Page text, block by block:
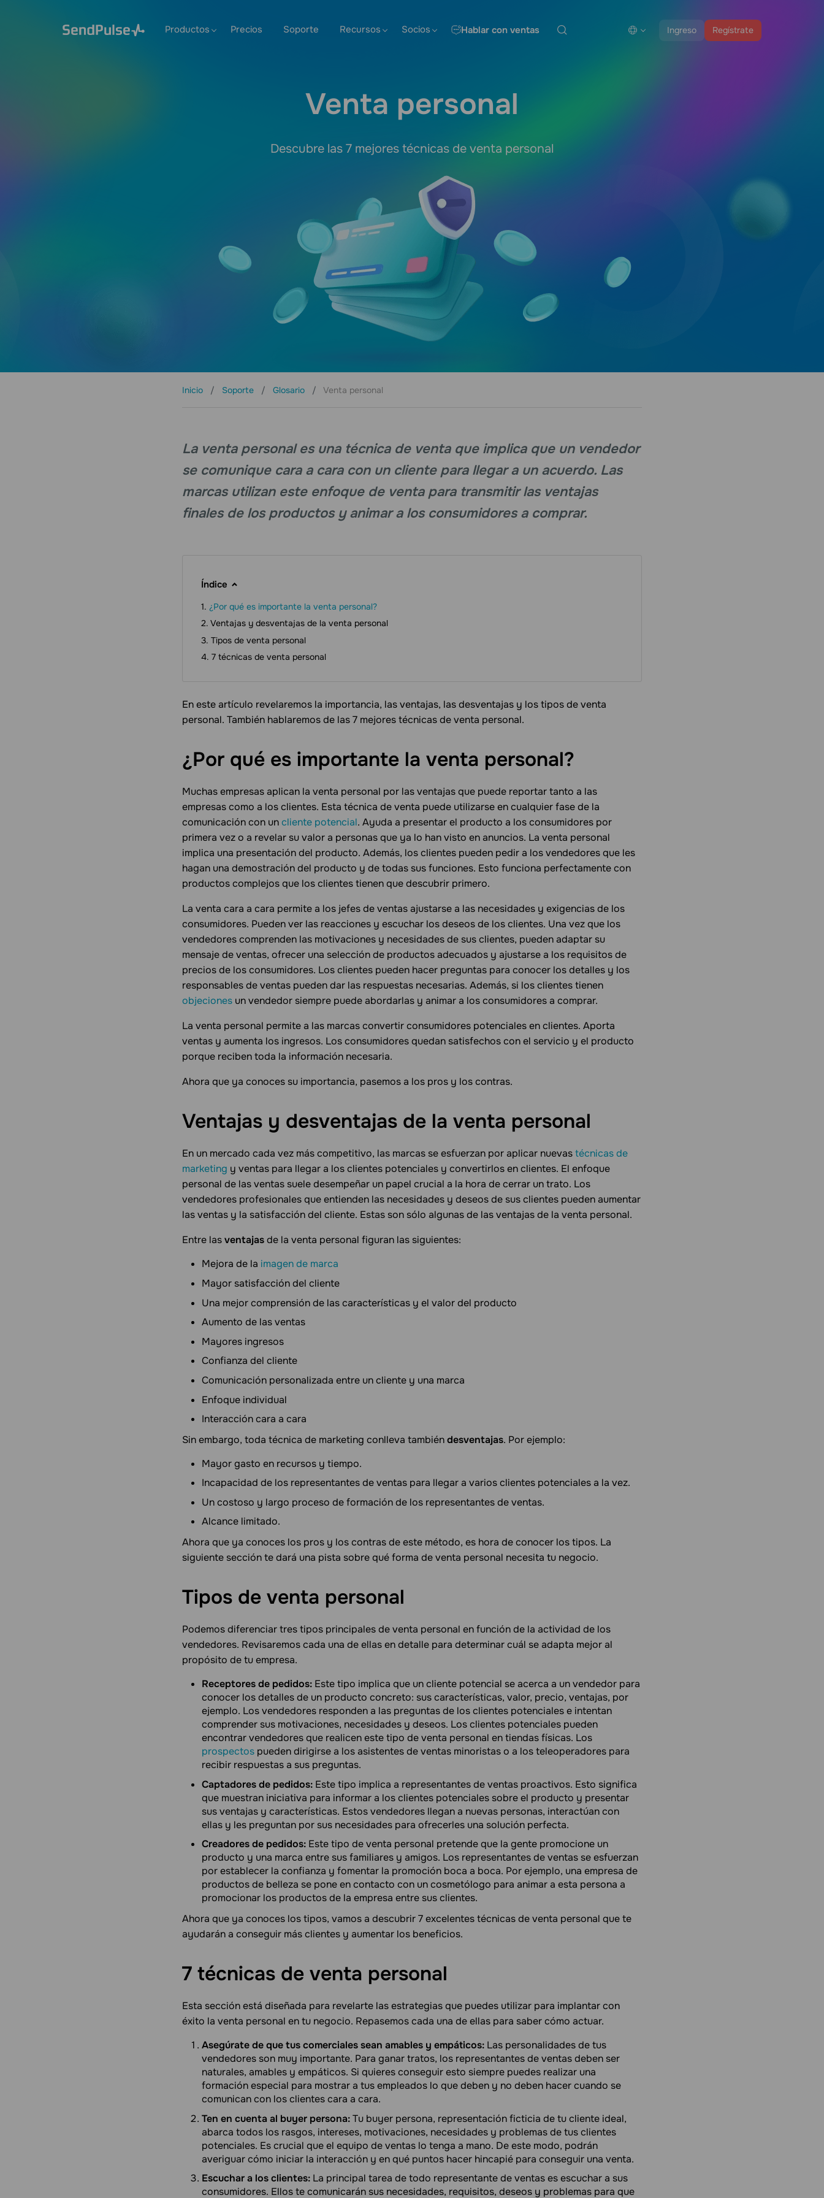
Ingreso Regístrate
Productos Precios Soporte Recursos Socios Hablar con ventas
Venta personal
Descubre las 7 mejores técnicas de venta personal
Inicio Soporte Glosario Venta personal
La venta personal es una técnica de venta que implica que un vendedor
se comunique cara a cara con un cliente para llegar a un acuerdo. Las
marcas utilizan este enfoque de venta para transmitir las ventajas
finales de los productos y animar a los consumidores a comprar.
Índice
¿Por qué es importante la venta personal?
Ventajas y desventajas de la venta personal
Tipos de venta personal
7 técnicas de venta personal
En este artículo revelaremos la importancia, las ventajas, las desventajas y los tipos de venta
personal. También hablaremos de las 7 mejores técnicas de venta personal.
¿Por qué es importante la venta personal?
Muchas empresas aplican la venta personal por las ventajas que puede reportar tanto a las
empresas como a los clientes. Esta técnica de venta puede utilizarse en cualquier fase de la
comunicación con uncliente potencial. Ayuda a presentar el producto a los consumidores por
primera vez o a revelar su valor a personas que ya lo han visto en anuncios. La venta personal
implica una presentación del producto. Además, los clientes pueden pedir a los vendedores que les
hagan una demostración del producto y de todas sus funciones. Esto funciona perfectamente con
productos complejos que los clientes tienen que descubrir primero.
La venta cara a cara permite a los jefes de ventas ajustarse a las necesidades y exigencias de los
consumidores. Pueden ver las reacciones y escuchar los deseos de los clientes. Una vez que los
vendedores comprenden las motivaciones y necesidades de sus clientes, pueden adaptar su
mensaje de ventas, ofrecer una selección de productos adecuados y ajustarse a los requisitos de
precios de los consumidores. Los clientes pueden hacer preguntas para conocer los detalles y los
responsables de ventas pueden dar las respuestas necesarias. Además, si los clientes tienen
objeciones un vendedor siempre puede abordarlas y animar a los consumidores a comprar.
La venta personal permite a las marcas convertir consumidores potenciales en clientes. Aporta
ventas y aumenta los ingresos. Los consumidores quedan satisfechos con el servicio y el producto
porque reciben toda la información necesaria.
Ahora que ya conoces su importancia, pasemos a los pros y los contras.
Ventajas y desventajas de la venta personal
En un mercado cada vez más competitivo, las marcas se esfuerzan por aplicar nuevastécnicas de
marketing y ventas para llegar a los clientes potenciales y convertirlos en clientes. El enfoque
personal de las ventas suele desempeñar un papel crucial a la hora de cerrar un trato. Los
vendedores profesionales que entienden las necesidades y deseos de sus clientes pueden aumentar
las ventas y la satisfacción del cliente. Estas son sólo algunas de las ventajas de la venta personal.
Entre lasventajasde la venta personal figuran las siguientes:
Mejora de la imagen de marca
Mayor satisfacción del cliente
Una mejor comprensión de las características y el valor del producto
Aumento de las ventas
Mayores ingresos
Confianza del cliente
Comunicación personalizada entre un cliente y una marca
Enfoque individual
Interacción cara a cara
Sin embargo, toda técnica de marketing conlleva tambiéndesventajas. Por ejemplo:
Mayor gasto en recursos y tiempo.
Incapacidad de los representantes de ventas para llegar a varios clientes potenciales a la vez.
Un costoso y largo proceso de formación de los representantes de ventas.
Alcance limitado.
Ahora que ya conoces los pros y los contras de este método, es hora de conocer los tipos. La
siguiente sección te dará una pista sobre qué forma de venta personal necesita tu negocio.
Tipos de venta personal
Podemos diferenciar tres tipos principales de venta personal en función de la actividad de los
vendedores. Revisaremos cada una de ellas en detalle para determinar cuál se adapta mejor al
propósito de tu empresa.
Receptores de pedidos: Este tipo implica que un cliente potencial se acerca a un vendedor para
conocer los detalles de un producto concreto: sus características, valor, precio, ventajas, por
ejemplo. Los vendedores responden a las preguntas de los clientes potenciales e intentan
comprender sus motivaciones, necesidades y deseos. Los clientes potenciales pueden
encontrar vendedores que realicen este tipo de venta personal en tiendas físicas. Los
prospectos pueden dirigirse a los asistentes de ventas minoristas o a los teleoperadores para
recibir respuestas a sus preguntas.
Captadores de pedidos: Este tipo implica a representantes de ventas proactivos. Esto significa
que muestran iniciativa para informar a los clientes potenciales sobre el producto y presentar
sus ventajas y características. Estos vendedores llegan a nuevas personas, interactúan con
ellas y les preguntan por sus necesidades para ofrecerles una solución perfecta.
Creadores de pedidos: Este tipo de venta personal pretende que la gente promocione un
producto y una marca entre sus familiares y amigos. Los representantes de ventas se esfuerzan
por establecer la confianza y fomentar la promoción boca a boca. Por ejemplo, una empresa de
productos de belleza se pone en contacto con un cosmetólogo para animar a esta persona a
promocionar los productos de la empresa entre sus clientes.
Ahora que ya conoces los tipos, vamos a descubrir 7 excelentes técnicas de venta personal que te
ayudarán a conseguir más clientes y aumentar los beneficios.
7 técnicas de venta personal
Esta sección está diseñada para revelarte las estrategias que puedes utilizar para implantar con
éxito la venta personal en tu negocio. Repasemos cada una de ellas para saber cómo actuar.
Asegúrate de que tus comerciales sean amables y empáticos: Las personalidades de tus
vendedores son muy importante. Para ganar tratos, los representantes de ventas deben ser
naturales, amables y empáticos. Si quieres conseguir esto siempre puedes realizar una
formación especial para mostrar a tus empleados lo que deben y no deben hacer cuando se
comunican con los clientes cara a cara.
Ten en cuenta al buyer persona:Tu buyer persona, representación ficticia de tu cliente ideal,
abarca todos los rasgos, intereses, motivaciones, necesidades y problemas de tus clientes
potenciales. Es crucial que el equipo de ventas lo tenga a mano. De este modo, podrán
averiguar cómo iniciar la interacción y en qué puntos hacer hincapié para conseguir una venta.
Escuchar a los clientes: La principal tarea de todo representante de ventas es escuchar a sus
consumidores. Ellos te comunicarán sus necesidades, requisitos, deseos y problemas para que